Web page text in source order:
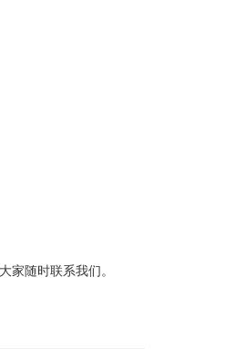
随时联系我们。